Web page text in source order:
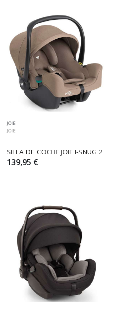
JOIE
JOIE
SILLA DE COCHE JOIE I-SNUG 2
139,95 €